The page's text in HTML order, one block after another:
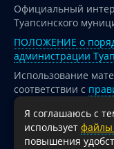
Официальный
Туапсинского
ПОЛОЖЕНИЕ о
администрации
Использование
соответствии с
опубликованных на
При перепечатке и
на источник
Я соглашаюсь с
использует файлы
повышения